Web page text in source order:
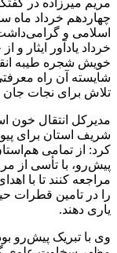
چهاردهم خرداد ماه
اسلامی و گرامی‌داشت
خرداد یادآور ایثار
خویش شجره طیبه
شایسته آن راه
تلاش برای نجات جان
مدیرکل انتقال خون
شریف استان برای
کرد: از تمامی
پیش‌رو، با تأسی از
مراجعه کنند تا با
را در تامین قطرات
یاری دهند.
وی با تبریک پیش‌رو